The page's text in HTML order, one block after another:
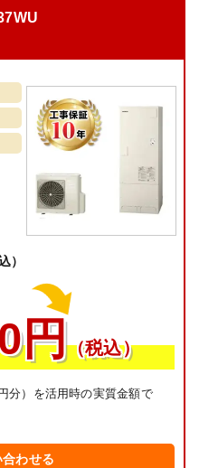
）
円（税込）
分）を活用時の実質金額で
わせる